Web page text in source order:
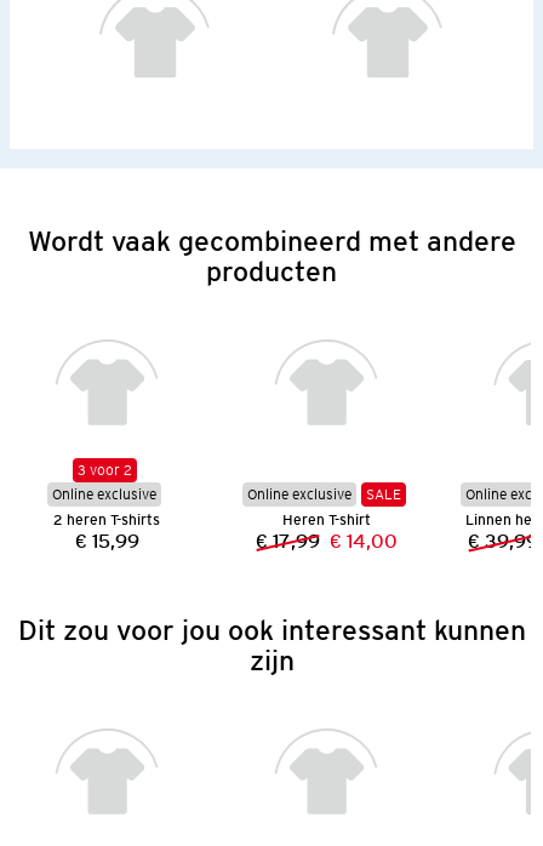
Wordt vaak gecombineerd met andere
producten
3 voor 2
Online exclusive
2 heren T-shirts
Prijs:
€ 15,99
Online exclusive
SALE
Heren T-shirt
Vorige prijs:
€ 17,99 Nieuwe prijs:
€ 14,00
Online
Linnen
€ 39,99
Dit zou voor jou ook interessant kunnen
zijn